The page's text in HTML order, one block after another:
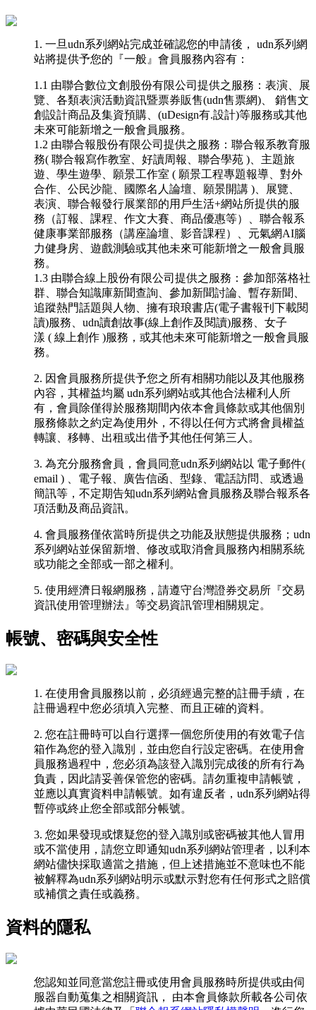
1. 一旦udn系列網站完成並確認您的申請後， udn系列網
站將提供予您的『一般』會員服務內容有：
1.1 由聯合數位文創股份有限公司提供之服務： 表演、展
覽、各類表演活動資訊暨票券販售(udn售票網)、 銷售文
創設計商品及集資預購、(uDesign有.設計)等服務或其他
未來可能新增之一般會員服務。
1.2 由聯合報股份有限公司提供之服務：聯合報系教育服
務( 聯合報寫作教室、好讀周報、聯合學苑 ) 、主題旅
遊、學生遊學、願景工作室 ( 願景工程專題報導、對外
合作、公民沙龍、國際名人論壇、願景開講 ) 、展覽、
表演、聯合報發行展業部的用戶生活+網站所提供的服
務 （訂報、課程、作文大賽、商品優惠等）、 聯合報系
健康事業部服務（講座論壇、影音課程）、元氣網AI腦
力健身房、遊戲測驗或其他未來可能新增之一般會員服
務。
1.3 由聯合線上股份有限公司提供之服務：參加部落格社
群、 聯合知識庫新聞查詢、參加新聞討論、暫存新聞、
追蹤熱門話題與人物、擁有琅琅書店(電子書報刊下載閱
讀)服務、 udn讀創故事(線上創作及閱讀)服務、女子
漾 ( 線上創作 )服務，或其他未來可能新增之一般會員服
務。
2. 因會員服務所提供予您之所有相關功能以及其他服務
內容，其權益均屬 udn系列網站或其他合法權利人所
有，會員除僅得於服務期間內依本會員條款或其他個別
服務條款之約定為使用外，不得以任何方式將會員權益
轉讓、移轉、出租或出借予其他任何第三人。
3. 為充分服務會員，會員同意udn系列網站以 電子郵件(
email ) 、電子報、廣告信函、型錄、電話訪問、或透過
簡訊等，不定期告知udn系列網站會員服務及聯合報系各
項活動及商品資訊。
4. 會員服務僅依當時所提供之功能及狀態提供服務；udn
系列網站並保留新增、修改或取消會員服務內相關系統
或功能之全部或一部之權利。
5. 使用經濟日報網服務，請遵守台灣證券交易所『交易
資訊使用管理辦法』等交易資訊管理相關規定。
帳號、密碼與安全性
1. 在使用會員服務以前，必須經過完整的註冊手續，在
註冊過程中您必須填入完整、而且正確的資料。
2. 您在註冊時可以自行選擇一個您所使用的有效電子信
箱作為您的登入識別，並由您自行設定密碼。在使用會
員服務過程中，您必須為該登入識別完成後的所有行為
負責，因此請妥善保管您的密碼。請勿重複申請帳號，
並應以真實資料申請帳號。如有違反者，udn系列網站得
暫停或終止您全部或部分帳號。
3. 您如果發現或懷疑您的登入識別或密碼被其他人冒用
或不當使用，請您立即通知udn系列網站管理者，以利本
網站儘快採取適當之措施，但上述措施並不意味也不能
被解釋為udn系列網站明示或默示對您有任何形式之賠償
或補償之責任或義務。
資料的隱私
您認知並同意當您註冊或使用會員服務時所提供或由伺
服器自動蒐集之相關資訊， 由本會員條款所載各公司依